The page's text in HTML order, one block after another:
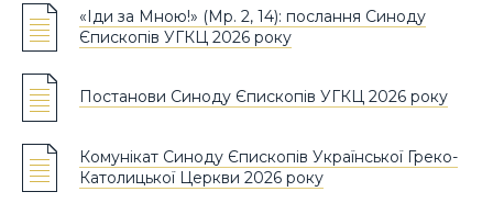
«Іди за Мною!» (Мр. 2, 14): послання Синоду
Єпископів УГКЦ 2026 року
Постанови Синоду Єпископів УГКЦ 2026 року
Комунікат Синоду Єпископів Української Греко-
Католицької Церкви 2026 року